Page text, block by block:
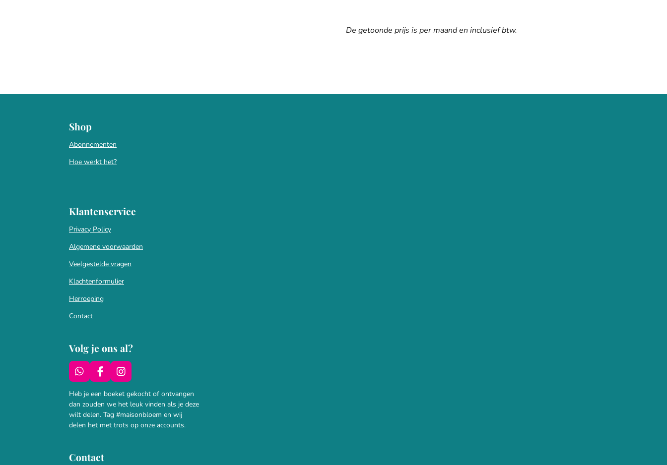
De getoonde prijs is per maand en inclusief btw.
Shop
Abonnementen
Hoe werkt het?
Klantenservice
Privacy Policy
Algemene voorwaarden
Veelgestelde vragen
Klachtenformulier
Herroeping
Contact
Volg je ons al?
W
h
a
t
s
A
F
a
c
e
b
o
I
n
s
t
a
g
Heb je een boeket gekocht of ontvangen
dan zouden we het leuk vinden als je deze
wilt delen. Tag #maisonbloem en wij
delen het met trots op onze accounts.
Contact